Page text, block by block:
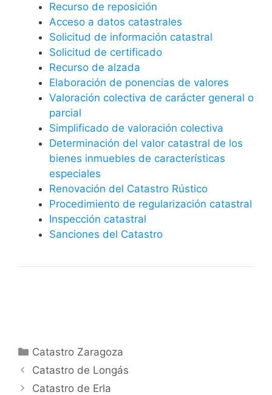
Recurso de reposición
Acceso a datos catastrales
Solicitud de información catastral
Solicitud de certificado
Recurso de alzada
Elaboración de ponencias de valores
Valoración colectiva de carácter general o
parcial
Simplificado de valoración colectiva
Determinación del valor catastral de los
bienes inmuebles de características
especiales
Renovación del Catastro Rústico
Procedimiento de regularización catastral
Inspección catastral
Sanciones del Catastro
Categorías
Catastro Zaragoza
Catastro de Longás
Catastro de Erla